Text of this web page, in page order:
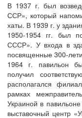
В 1937 г. был
ССР», который
хаты. В 1939 г. у
1950-1954 гг. был
СССР». У входа в
посвященные 300-
1964 г. павильон
получил
располагался
рамках
Украиной в
выставочный центр